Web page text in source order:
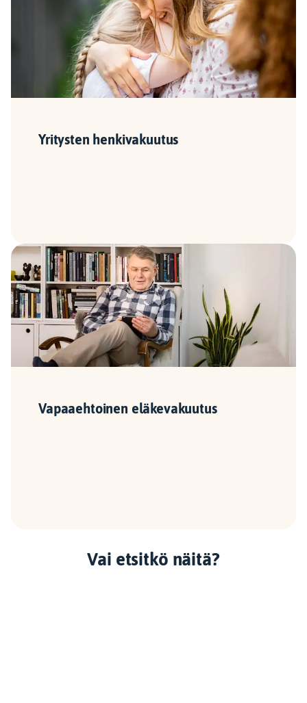
Yritysten henkivakuutus
Vapaaehtoinen eläkevakuutus
Vai etsitkö näitä?